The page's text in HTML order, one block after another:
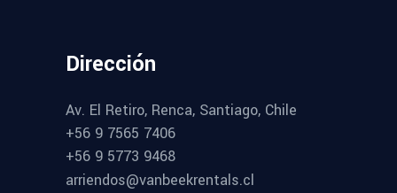
Dirección
Av. El Retiro, Renca, Santiago, Chile
+56 9 7565 7406
+56 9 5773 9468
arriendos@vanbeekrentals.cl